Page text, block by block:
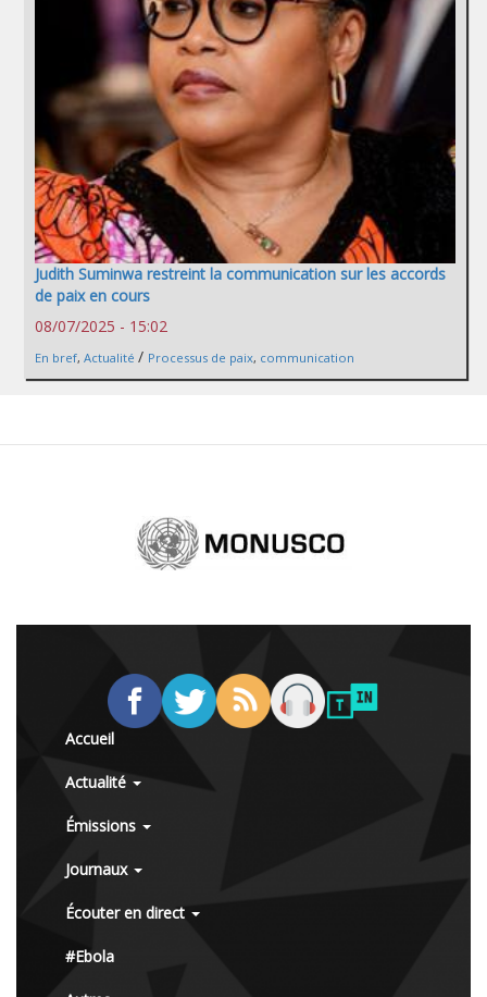
Judith Suminwa restreint la communication sur les accords
de paix en cours
08/07/2025 - 15:02
En bref, Actualité / Processus de paix, communication
Accueil
Actualité
Émissions
Journaux
Écouter en direct
#Ebola